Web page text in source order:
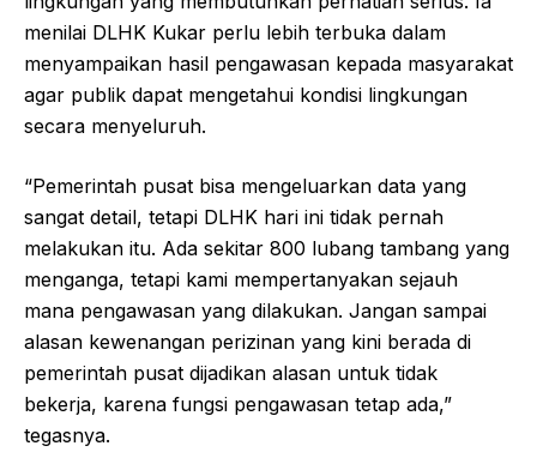
menilai DLHK Kukar perlu lebih terbuka dalam
menyampaikan hasil pengawasan kepada masyarakat
agar publik dapat mengetahui kondisi lingkungan
secara menyeluruh.
“Pemerintah pusat bisa mengeluarkan data yang
sangat detail, tetapi DLHK hari ini tidak pernah
melakukan itu. Ada sekitar 800 lubang tambang yang
menganga, tetapi kami mempertanyakan sejauh
mana pengawasan yang dilakukan. Jangan sampai
alasan kewenangan perizinan yang kini berada di
pemerintah pusat dijadikan alasan untuk tidak
bekerja, karena fungsi pengawasan tetap ada,”
tegasnya.